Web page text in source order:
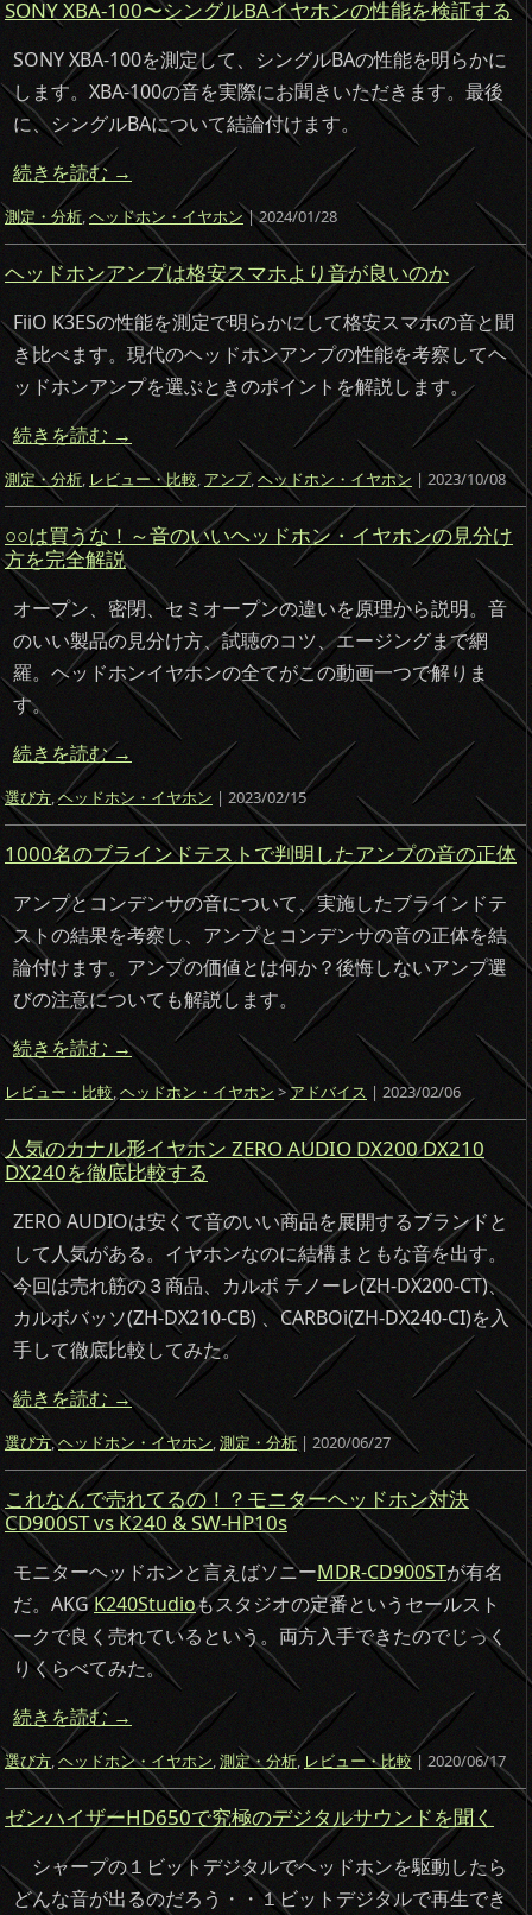
SONY XBA-100〜シングルBAイヤホンの性能を検証する
SONY XBA-100を測定して、シングルBAの性能を明らかに
します。XBA-100の音を実際にお聞きいただきます。最後
に、シングルBAについて結論付けます。
続きを読む →
測定・分析,ヘッドホン・イヤホン| 2024/01/28
ヘッドホンアンプは格安スマホより音が良いのか
FiiO K3ESの性能を測定で明らかにして格安スマホの音と聞
き比べます。現代のヘッドホンアンプの性能を考察してヘ
ッドホンアンプを選ぶときのポイントを解説します。
続きを読む →
測定・分析, レビュー・比較,アンプ,ヘッドホン・イヤホン | 2023/10/08
○○は買うな！～音のいいヘッドホン・イヤホンの見分け
方を完全解説
オープン、密閉、セミオープンの違いを原理から説明。音
のいい製品の見分け方、試聴のコツ、エージングまで網
羅。ヘッドホンイヤホンの全てがこの動画一つで解りま
す。
続きを読む→
選び方,ヘッドホン・イヤホン | 2023/02/15
1000名のブラインドテストで判明したアンプの音の正体
アンプとコンデンサの音について、実施したブラインドテ
ストの結果を考察し、アンプとコンデンサの音の正体を結
論付けます。アンプの価値とは何か？後悔しないアンプ選
びの注意についても解説します。
続きを読む →
レビュー・比較,ヘッドホン・イヤホン >アドバイス | 2023/02/06
人気のカナル形イヤホン ZERO AUDIO DX200 DX210
DX240を徹底比較する
ZERO AUDIOは安くて音のいい商品を展開するブランドと
して人気がある。イヤホンなのに結構まともな音を出す。
今回は売れ筋の３商品、 カルボ テノーレ(ZH-DX200-CT)、
カルボバッソ(ZH-DX210-CB) 、CARBOi(ZH-DX240-CI)を入
手して徹底比較してみた。
続きを読む →
選び方,ヘッドホン・イヤホン,測定・分析| 2020/06/27
これなんで売れてるの！？モニターヘッドホン対決
CD900ST vs K240 & SW-HP10s
モニターヘッドホンと言えばソニーMDR-CD900STが有名
だ。AKGK240Studioもスタジオの定番というセールスト
ークで良く売れているという。両方入手できたのでじっく
りくらべてみた。
続きを読む →
選び方,ヘッドホン・イヤホン,測定・分析, レビュー・比較| 2020/06/17
ゼンハイザーHD650で究極のデジタルサウンドを聞く
シャープの１ビットデジタルでヘッドホンを駆動したら
どんな音が出るのだろう・・１ビットデジタルで再生でき